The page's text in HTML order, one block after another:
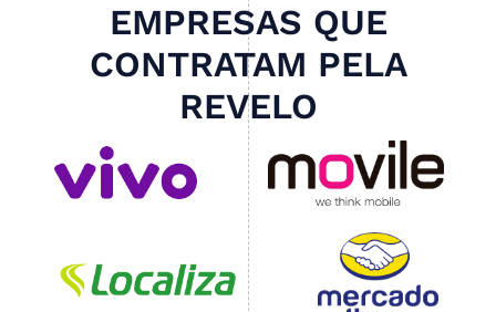
EMPRESAS QUE
CONTRATAM PELA
REVELO